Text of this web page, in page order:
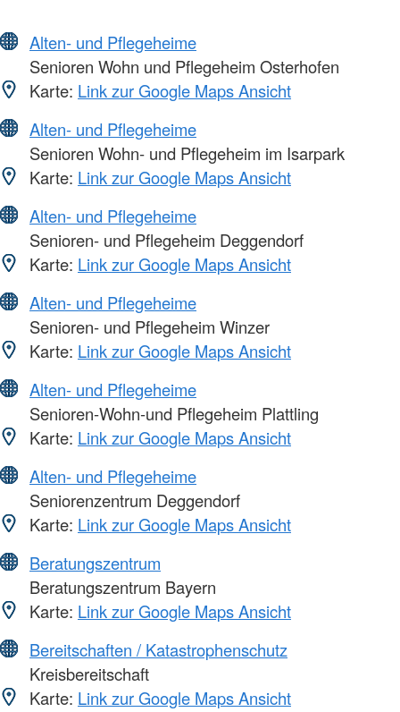
Alten- und Pflegeheime
Senioren Wohn und Pflegeheim Osterhofen
Karte: Link zur Google Maps Ansicht
Alten- und Pflegeheime
Senioren Wohn- und Pflegeheim im Isarpark
Karte: Link zur Google Maps Ansicht
Alten- und Pflegeheime
Senioren- und Pflegeheim Deggendorf
Karte: Link zur Google Maps Ansicht
Alten- und Pflegeheime
Senioren- und Pflegeheim Winzer
Karte: Link zur Google Maps Ansicht
Alten- und Pflegeheime
Senioren-Wohn-und Pflegeheim Plattling
Karte: Link zur Google Maps Ansicht
Alten- und Pflegeheime
Seniorenzentrum Deggendorf
Karte: Link zur Google Maps Ansicht
Beratungszentrum
Beratungszentrum Bayern
Karte: Link zur Google Maps Ansicht
Bereitschaften / Katastrophenschutz
Kreisbereitschaft
Karte: Link zur Google Maps Ansicht